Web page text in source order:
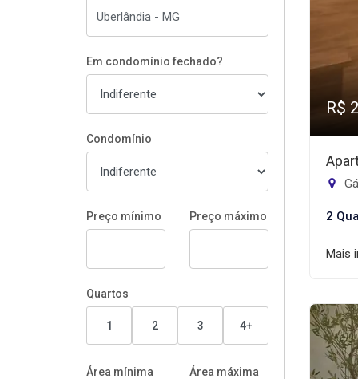
Em condomínio fechado?
Condomínio
Preço mínimo Preço máximo
Quartos
1 2 3 4+
Área mínima Área máxima
R$
2
Mais